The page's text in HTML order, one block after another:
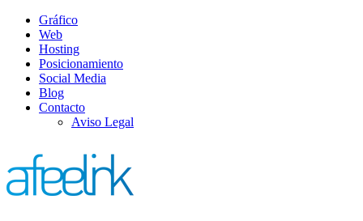
Gráfico
Web
Hosting
Posicionamiento
Social Media
Blog
Contacto
Aviso Legal